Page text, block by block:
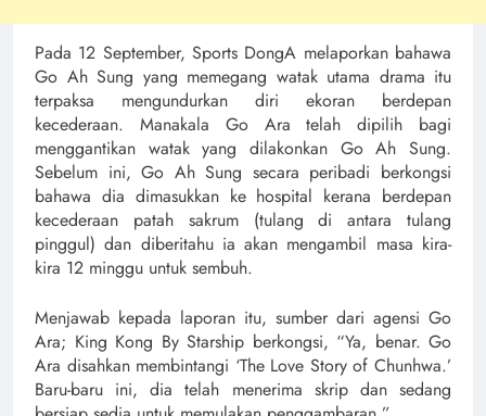
Pada 12 September, Sports DongA melaporkan bahawa
Go Ah Sung yang memegang watak utama drama itu
terpaksa mengundurkan diri ekoran berdepan
kecederaan. Manakala Go Ara telah dipilih bagi
menggantikan watak yang dilakonkan Go Ah Sung.
Sebelum ini, Go Ah Sung secara peribadi berkongsi
bahawa dia dimasukkan ke hospital kerana berdepan
kecederaan patah sakrum (tulang di antara tulang
pinggul) dan diberitahu ia akan mengambil masa kira-
kira 12 minggu untuk sembuh.
Menjawab kepada laporan itu, sumber dari agensi Go
Ara; King Kong By Starship berkongsi, “Ya, benar. Go
Ara disahkan membintangi ‘The Love Story of Chunhwa.’
Baru-baru ini, dia telah menerima skrip dan sedang